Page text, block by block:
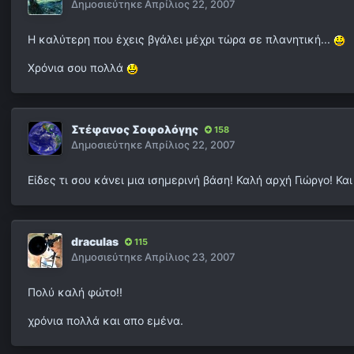
ΔημοσιεύτηκεΑπρίλιος 22, 2007
Η καλύτερη που έχεις βγάλει μέχρι τώρα σε πλανητική...
Χρόνια σου πολλά
Στέφανος Σοφολόγης 158
ΔημοσιεύτηκεΑπρίλιος 22, 2007
Είδες τι σου κάνει μια ισημερινή βάση! Καλή αρχή Γιώργο!
draculas 115
ΔημοσιεύτηκεΑπρίλιος 23, 2007
Πολύ καλή φώτο!!
χρόνια πολλά και απο εμένα.